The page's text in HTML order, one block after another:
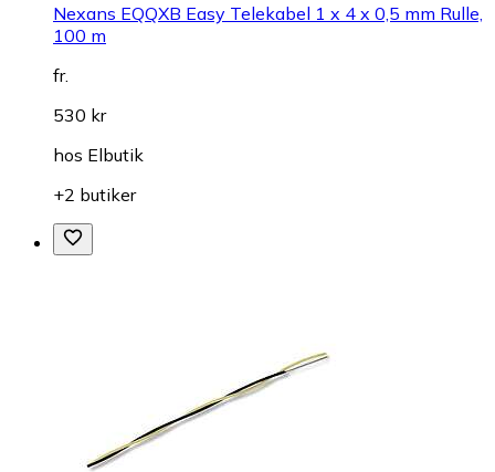
Nexans EQQXB Easy Telekabel 1 x 4 x 0,5 mm Rulle,
100 m
fr.
530 kr
hos Elbutik
+2 butiker